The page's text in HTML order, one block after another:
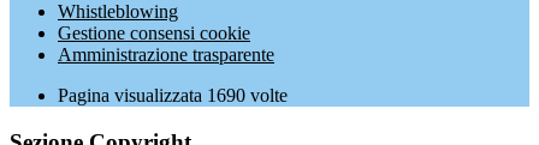
Whistleblowing
Gestione consensi cookie
Amministrazione trasparente
Pagina visualizzata 1690 volte